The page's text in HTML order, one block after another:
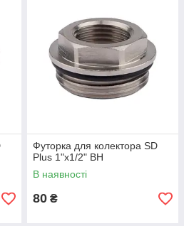
Футорка для колектора SD
Plus 1"х1/2" ВН
В наявності
80 ₴